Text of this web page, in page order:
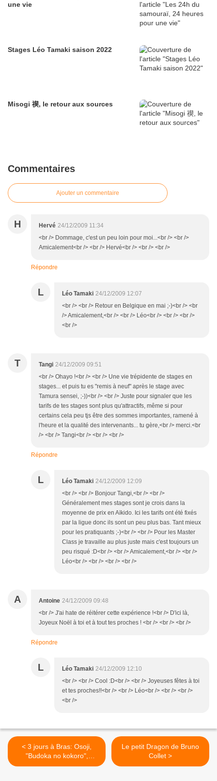
une vie
Stages Léo Tamaki saison 2022
Misogi 禊, le retour aux sources
Commentaires
Ajouter un commentaire
H Hervé 24/12/2009 11:34
<br /> Dommage, c'est un peu loin pour moi...<br /> <br />
Amicalement<br /> <br /> Hervé<br /> <br /> <br />
Répondre
L Léo Tamaki 24/12/2009 12:07
<br /> <br /> Retour en Belgique en mai ;-)<br /> <br
/> Amicalement,<br /> <br /> Léo<br /> <br /> <br />
<br />
T Tangi 24/12/2009 09:51
<br /> Ohayo !<br /> <br /> Une vie trépidente de stages en
stages... et puis tu es "remis à neuf" après le stage avec
Tamura sensei, ;-))<br /> <br /> Juste pour signaler que les
tarifs de tes stages sont plus qu'attractifs, même si pour
certains cela peu tjs être des sommes importantes, ramené à
l'heure et la qualité des intervenants... tu gère,<br /> merci.<br
/> <br /> Tangi<br /> <br /> <br />
Répondre
L Léo Tamaki 24/12/2009 12:09
<br /> <br /> Bonjour Tangi,<br /> <br />
Généralement mes stages sont je crois dans la
moyenne de prix en Aïkido. Ici les tarifs ont été fixés
par la ligue donc ils sont un peu plus bas. Tant mieux
pour les pratiquants ;-)<br /> <br /> Pour les Master
Class je travaille au plus juste mais c'est toujours un
peu risqué :D<br /> <br /> Amicalement,<br /> <br />
Léo<br /> <br /> <br /> <br />
A Antoine 24/12/2009 09:48
<br /> J'ai hate de réitérer cette expérience !<br /> D'ici là,
Joyeux Noël à toi et à tout tes proches ! <br /> <br /> <br />
Répondre
L Léo Tamaki 24/12/2009 12:10
<br /> <br /> Cool :D<br /> <br /> Joyeuses fêtes à toi
et tes proches!!<br /> <br /> Léo<br /> <br /> <br />
<br />
< 3 jours à Bras: Osoji,
"Budoka no kokoro",
rencontres et retrouvailles
Le petit Dragon de Bruno
Collet >